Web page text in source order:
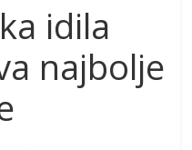
idila
najbolje